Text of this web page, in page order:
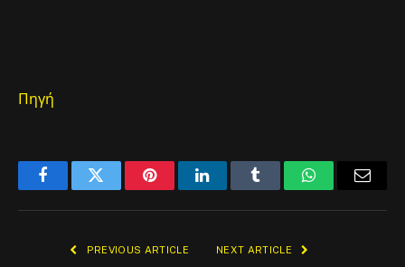
Πηγή
FacebookTwitter PinterestLinkedInTumblr WhatsApp
PREVIOUS ARTICLE NEXT ARTICLE